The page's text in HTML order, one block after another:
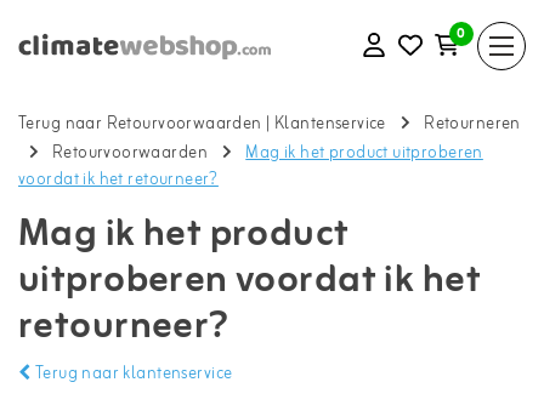
0
Terug naar Retourvoorwaarden | Klantenservice
Retourneren
Retourvoorwaarden
Mag ik het product uitproberen
voordat ik het retourneer?
Mag ik het product
uitproberen voordat ik het
retourneer?
Terug naar klantenservice